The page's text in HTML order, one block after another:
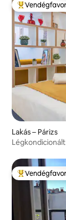
Kiemelt
Lakás – Párizs
Kiemelt